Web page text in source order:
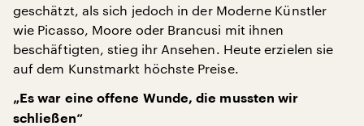
geschätzt, als sich jedoch in der Moderne Künstler
wie Picasso, Moore oder Brancusi mit ihnen
beschäftigten, stieg ihr Ansehen. Heute erzielen sie
auf dem Kunstmarkt höchste Preise.
„Es war eine offene Wunde, die mussten wir
schließen“